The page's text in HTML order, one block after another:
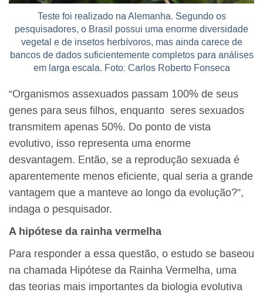
Teste foi realizado na Alemanha. Segundo os
pesquisadores, o Brasil possui uma enorme diversidade
vegetal e de insetos herbívoros, mas ainda carece de
bancos de dados suficientemente completos para análises
em larga escala. Foto: Carlos Roberto Fonseca
“Organismos assexuados passam 100% de seus
genes para seus filhos, enquanto seres sexuados
transmitem apenas 50%. Do ponto de vista
evolutivo, isso representa uma enorme
desvantagem. Então, se a reprodução sexuada é
aparentemente menos eficiente, qual seria a grande
vantagem que a manteve ao longo da evolução?”,
indaga o pesquisador.
A hipótese da rainha vermelha
Para responder a essa questão, o estudo se baseou
na chamada Hipótese da Rainha Vermelha, uma
das teorias mais importantes da biologia evolutiva